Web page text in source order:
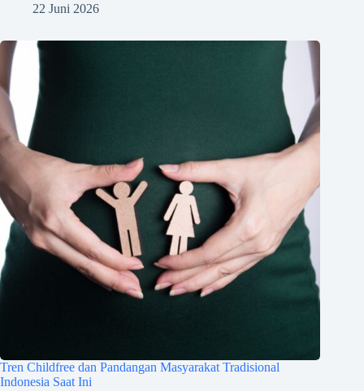
22 Juni 2026
Tren Childfree dan Pandangan Masyarakat Tradisional
Indonesia Saat Ini